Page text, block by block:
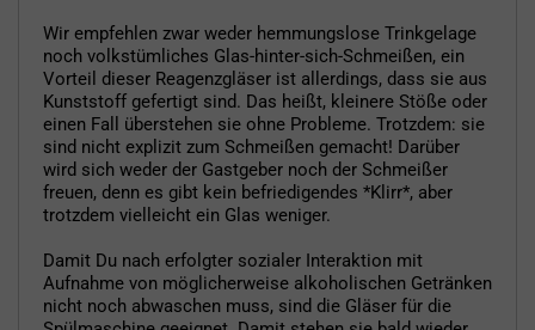
Wir empfehlen zwar weder hemmungslose Trinkgelage
noch volkstümliches Glas-hinter-sich-Schmeißen, ein
Vorteil dieser Reagenzgläser ist allerdings, dass sie aus
Kunststoff gefertigt sind. Das heißt, kleinere Stöße oder
einen Fall überstehen sie ohne Probleme. Trotzdem: sie
sind nicht explizit zum Schmeißen gemacht! Darüber
wird sich weder der Gastgeber noch der Schmeißer
freuen, denn es gibt kein befriedigendes *Klirr*, aber
trotzdem vielleicht ein Glas weniger.
Damit Du nach erfolgter sozialer Interaktion mit
Aufnahme von möglicherweise alkoholischen Getränken
nicht noch abwaschen muss, sind die Gläser für die